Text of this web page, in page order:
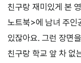
친구랑 재미있게 본
노트북>에 남녀 주인
있잖아요. 그런 장면
친구랑 학교 앞 차 없